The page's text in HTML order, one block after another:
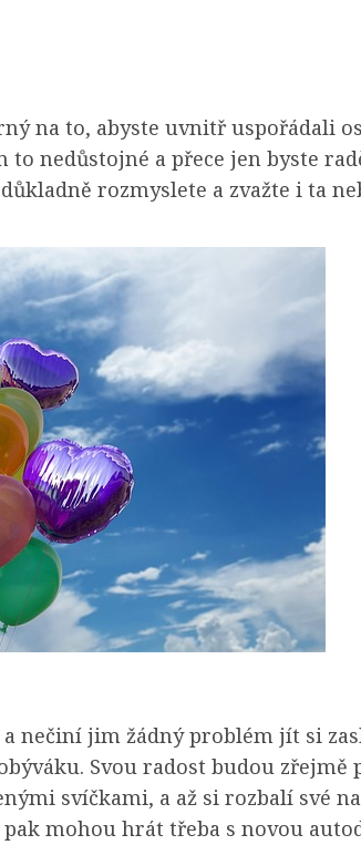
na to, abyste uvnitř uspořádali
to nedůstojné a přece jen byste
rozmyslete a zvažte i ta
nečiní jim žádný problém jít si
Svou radost budou
svíčkami, a až si rozbalí své
mohou hrát třeba s novou